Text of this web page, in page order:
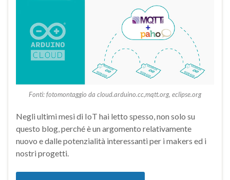
Fonti: fotomontaggio da cloud.arduino.cc,mqtt.org, eclipse.org
Negli ultimi mesi di IoT hai letto spesso, non solo su
questo blog, perché è un argomento relativamente
nuovo e dalle potenzialità interessanti per i makers ed i
nostri progetti.